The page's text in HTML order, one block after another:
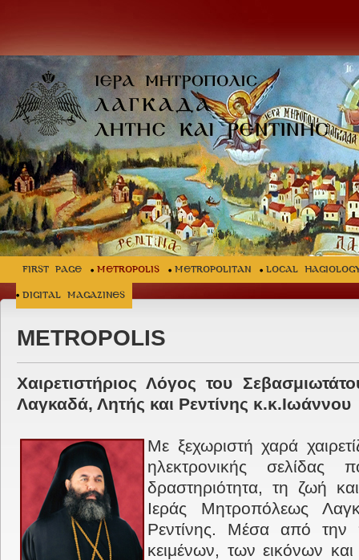
FIRST PAGE METROPOLIS METROPOLITAN LOCAL
Digital Magazines
METROPOLIS
Χαιρετιστήριος Λόγος του
Λαγκαδά, Λητής και Ρεντίνης κ.κ.Ιωάννου
Με ξεχωριστή χαρά
ηλεκτρονικής
δραστηριότητα, τη ζωή
Ιεράς Μητροπόλεως
Ρεντίνης. Μέσα από την
κειμένων, των εικόνων